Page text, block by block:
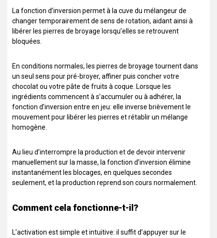
La fonction d’inversion permet à la cuve du mélangeur de
changer temporairement de sens de rotation, aidant ainsi à
libérer les pierres de broyage lorsqu’elles se retrouvent
bloquées.
En conditions normales, les pierres de broyage tournent dans
un seul sens pour pré-broyer, affiner puis concher votre
chocolat ou votre pâte de fruits à coque. Lorsque les
ingrédients commencent à s’accumuler ou à adhérer, la
fonction d’inversion entre en jeu: elle inverse brièvement le
mouvement pour libérer les pierres et rétablir un mélange
homogène.
Au lieu d’interrompre la production et de devoir intervenir
manuellement sur la masse, la fonction d’inversion élimine
instantanément les blocages, en quelques secondes
seulement, et la production reprend son cours normalement.
Comment cela fonctionne-t-il?
L’activation est simple et intuitive: il suffit d’appuyer sur le